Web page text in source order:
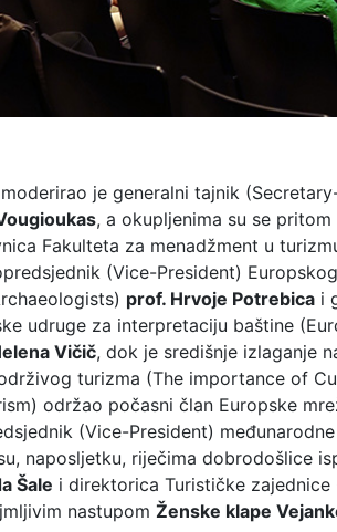
je generalni tajnik
, a okupljenima su se
Fakulteta za menadžment u
(Vice-President)
prof. Hrvoje Potrebica i
udruge za interpretaciju baštine
Vičič, dok je središnje izlaganje
turizma (The importance of
održao počasni član Europske
(Vice-President)
naposljetku, riječima dobrodošlice
Šale i direktorica Turističke zajednice
nastupom Ženske klape